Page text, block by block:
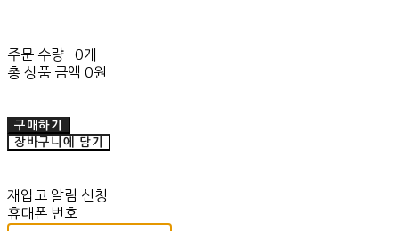
주문 수량
0개
총 상품 금액 0원
구매하기
장바구니에 담기
재입고 알림 신청
휴대폰 번호